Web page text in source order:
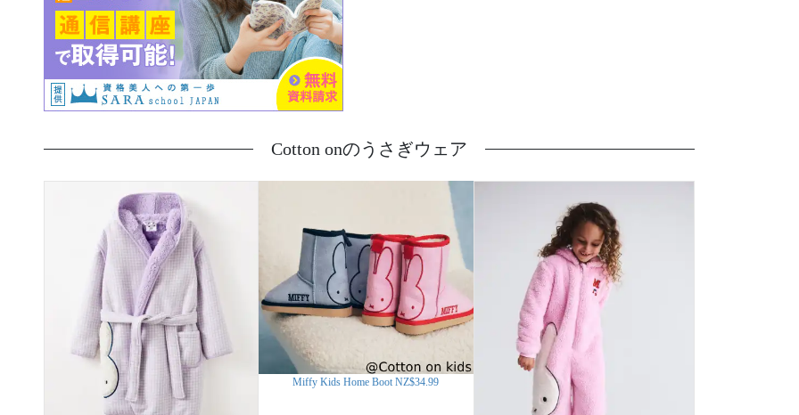
Cotton onのうさぎウェア
Miffy Kids Home Boot NZ$34.99